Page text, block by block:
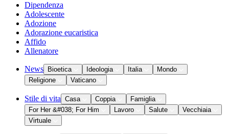
Dipendenza
Adolescente
Adozione
Adorazione eucaristica
Affido
Allenatore
News Bioetica Ideologia Italia
Mondo
Religione
Vaticano
Stile di vita Casa Coppia
Famiglia
For Her &#038; For Him
Lavoro Salute
Vecchiaia
Virtuale